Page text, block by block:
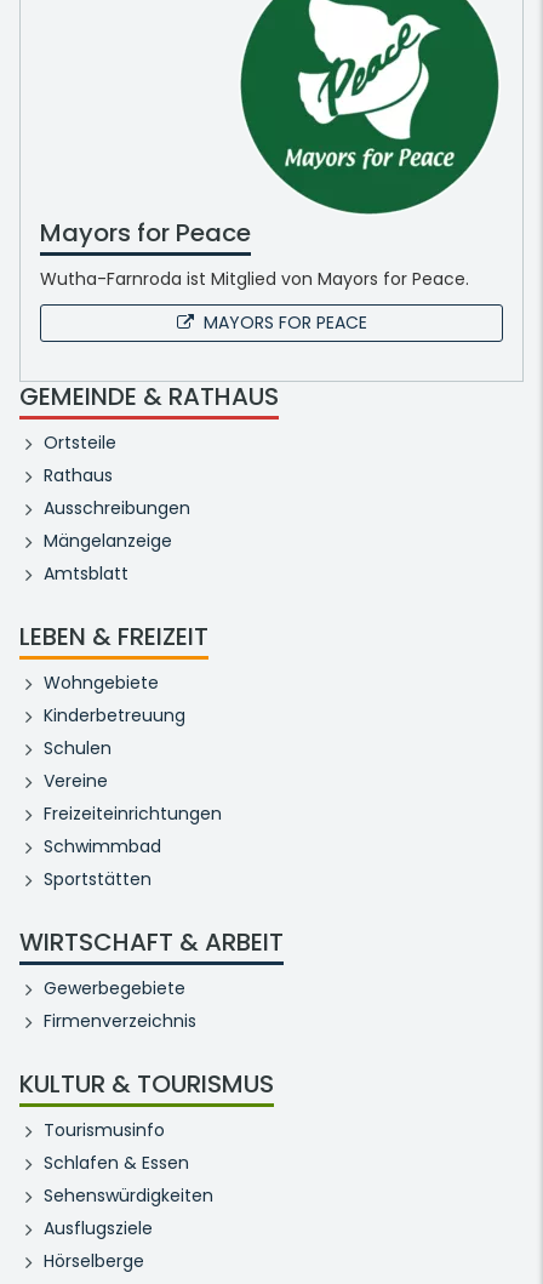
Mayors for Peace
Wutha-Farnroda ist Mitglied von Mayors for Peace.
MAYORS FOR PEACE
GEMEINDE & RATHAUS
Ortsteile
Rathaus
Ausschreibungen
Mängelanzeige
Amtsblatt
LEBEN & FREIZEIT
Wohngebiete
Kinderbetreuung
Schulen
Vereine
Freizeiteinrichtungen
Schwimmbad
Sportstätten
WIRTSCHAFT & ARBEIT
Gewerbegebiete
Firmenverzeichnis
KULTUR & TOURISMUS
Tourismusinfo
Schlafen & Essen
Sehenswürdigkeiten
Ausflugsziele
Hörselberge